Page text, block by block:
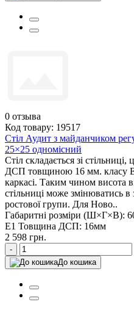
0 отзыва
Код товару: 19517
Стіл Аудит з майданчиком
25×25 одномісний
Стіл складається зі
ДСП товщиною 16 мм. класу
каркасі. Таким чином висота
стільниці може змінюватись в
ростової групи. Для Ново..
Габаритні розміри (Ш×Г×В):
Е1 Товщина ДСП: 16мм
2 598 грн.
-
До кошика